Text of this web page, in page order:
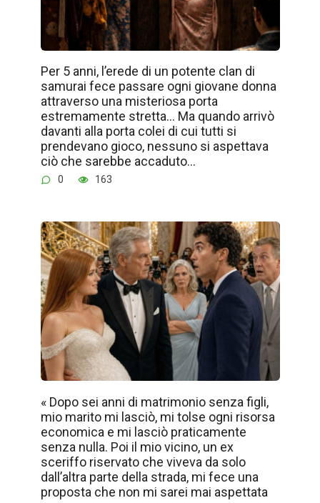
Per 5 anni, l’erede di un potente clan di
samurai fece passare ogni giovane donna
attraverso una misteriosa porta
estremamente stretta… Ma quando arrivò
davanti alla porta colei di cui tutti si
prendevano gioco, nessuno si aspettava
ciò che sarebbe accaduto…
0 163
« Dopo sei anni di matrimonio senza figli,
mio marito mi lasciò, mi tolse ogni risorsa
economica e mi lasciò praticamente
senza nulla. Poi il mio vicino, un ex
sceriffo riservato che viveva da solo
dall’altra parte della strada, mi fece una
proposta che non mi sarei mai aspettata